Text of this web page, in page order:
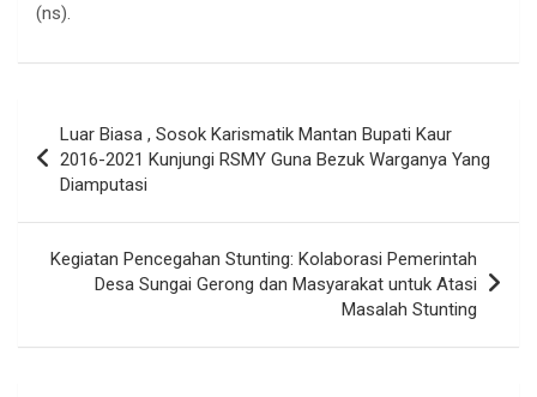
(ns).
pos
Luar Biasa , Sosok Karismatik Mantan Bupati Kaur
2016-2021 Kunjungi RSMY Guna Bezuk Warganya Yang
Diamputasi
Kegiatan Pencegahan Stunting: Kolaborasi Pemerintah
Desa Sungai Gerong dan Masyarakat untuk Atasi
Masalah Stunting